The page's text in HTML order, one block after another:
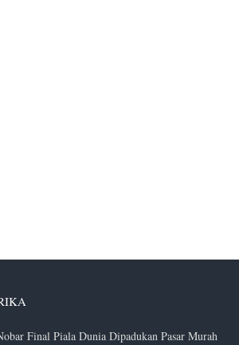
Final Piala Dunia Dipadukan Pasar Murah